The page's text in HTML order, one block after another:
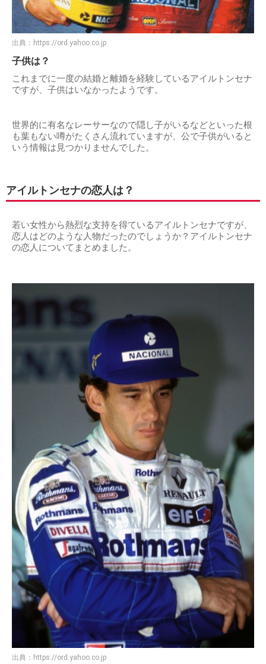
出典： https://ord.yahoo.co.jp
子供は？
これまでに一度の結婚と離婚を経験しているアイルトンセナ
ですが、子供はいなかったようです。
世界的に有名なレーサーなので隠し子がいるなどといった根
も葉もない噂がたくさん流れていますが、公で子供がいると
いう情報は見つかりませんでした。
アイルトンセナの恋人は？
若い女性から熱烈な支持を得ているアイルトンセナですが、
恋人はどのような人物だったのでしょうか？アイルトンセナ
の恋人についてまとめました。
出典： https://ord.yahoo.co.jp